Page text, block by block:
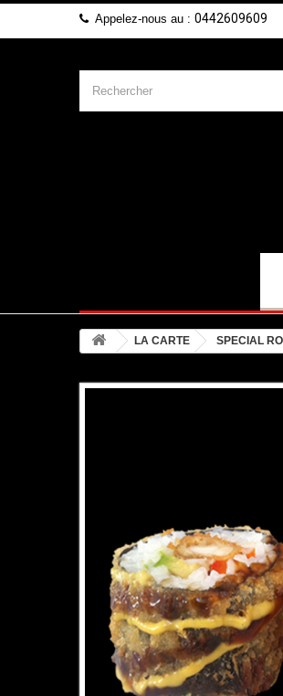
Appelez-nous au : 0442609609
LA CARTE SPECIAL